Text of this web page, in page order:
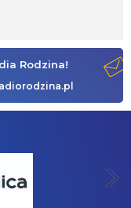
Rodzina!